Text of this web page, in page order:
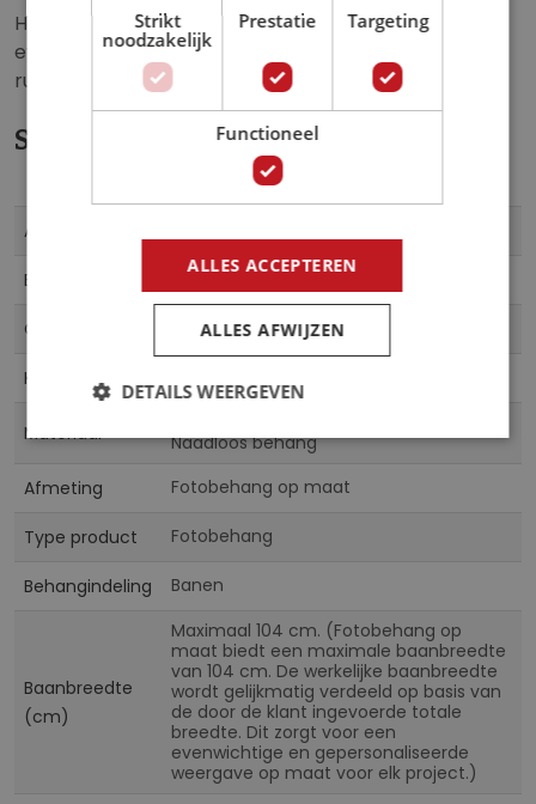
Het fotobehang van de bloem is een echte
eyecatcher en is de perfecte aanvulling op iedere
ruimte.
Specificaties
informatie
Artikelnummer
EAN 5903011075836
Collectie
Kleur
Materiaal
Naadloos behang
Afmeting
Fotobehang op maat
Type product Fotobehang
Behangindeling Banen
Baanbreedte
(cm)
Maximaal 104 cm. (Fotobehang op
maat biedt een maximale baanbreedte
van 104 cm. De werkelijke baanbreedte
wordt gelijkmatig verdeeld op basis van
de door de klant ingevoerde totale
breedte. Dit zorgt voor een
evenwichtige en gepersonaliseerde
weergave op maat voor elk project.)
Strikt
noodzakelijk
Prestatie Targeting
Functioneel
ALLES ACCEPTEREN
ALLES AFWIJZEN
DETAILS WEERGEVEN